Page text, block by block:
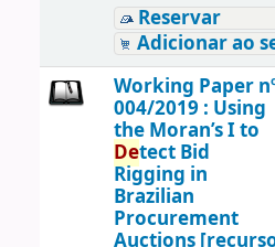
Reservar
Adicionar ao
Working Paper
004/2019 : Using
the Moran’s I to
Detect Bid
Rigging in
Brazilian
Procurement
Auctions